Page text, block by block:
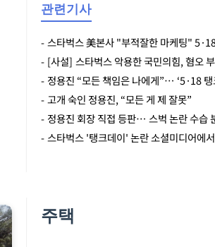
관련기사
- 스타벅스 美본사 "부적잘한 마케팅"
- [사설] 스타벅스 악용한 국민의힘, 혐오
- 정용진 “모든 책임은 나에게”… ‘5·18 탱
- 고개 숙인 정용진, “모든 게 제 잘못”
- 정용진 회장 직접 등판… 스벅 논란 수습
- 스타벅스 '탱크데이' 논란 소셜미디어에
주택